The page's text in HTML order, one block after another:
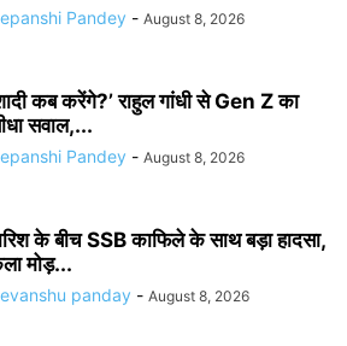
Pandey - August 8, 2026
कब करेंगे?’ राहुल गांधी से Gen Z का
सवाल,...
Pandey - August 8, 2026
के बीच SSB काफिले के साथ बड़ा हादसा,
मोड़...
panday - August 8, 2026